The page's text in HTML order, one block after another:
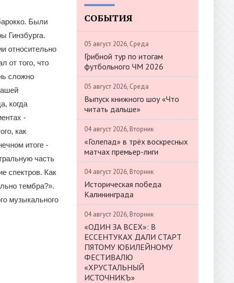
Были
Гинзбурга.
относительно
от того, что
сложно
когда
-
как
итоге -
часть
спектров. Как
тембра?».
музыкального
СОБЫТИЯ
05 август 2026, Среда
Грибной тур по итогам
футбольного ЧМ 2026
05 август 2026, Среда
Выпуск книжного шоу «Что
читать дальше»
04 август 2026, Вторник
«Голепад» в трёх воскресных
матчах премьер-лиги
04 август 2026, Вторник
Историческая победа
Калининграда
04 август 2026, Вторник
«ОДИН ЗА ВСЕХ»: В
ЕССЕНТУКАХ ДАЛИ СТАРТ
ПЯТОМУ ЮБИЛЕЙНОМУ
ФЕСТИВАЛЮ
«ХРУСТАЛЬНЫЙ
ИСТОЧНИКЪ»